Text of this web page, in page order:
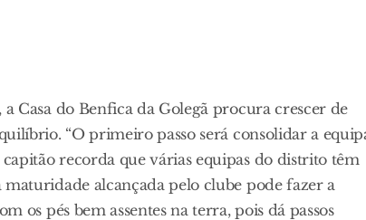
Casa do Benfica da Golegã procura crescer de
“O primeiro passo será consolidar a
recorda que várias equipas do distrito têm
alcançada pelo clube pode fazer a
os pés bem assentes na terra, pois dá passos